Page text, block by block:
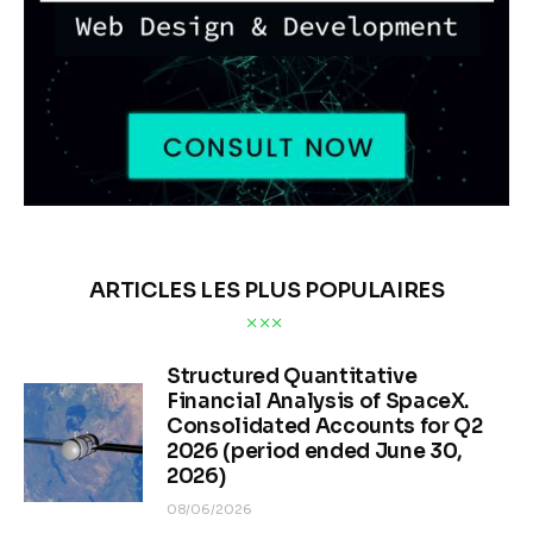
ARTICLES LES PLUS POPULAIRES
Structured Quantitative
Financial Analysis of SpaceX.
Consolidated Accounts for Q2
2026 (period ended June 30,
2026)
08/06/2026